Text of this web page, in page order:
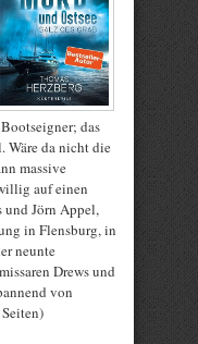
das
Wäre da nicht die
massive
auf einen
und Jörn Appel,
in Flensburg, in
neunte
Drews und
von